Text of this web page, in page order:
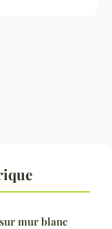
mur blanc